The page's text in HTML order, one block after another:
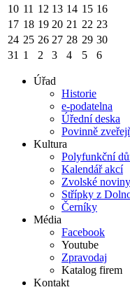
10 11 12 13 14 15 16
17 18 19 20 21 22 23
24 25 26 27 28 29 30
31 1 2 3 4 5 6
Úřad
Historie
e-podatelna
Úřední deska
Povinně
Kultura
Polyfunkční
Kalendář akcí
Zvolské noviny
Střípky z
Černíky
Média
Facebook
Youtube
Zpravodaj
Katalog firem
Kontakt